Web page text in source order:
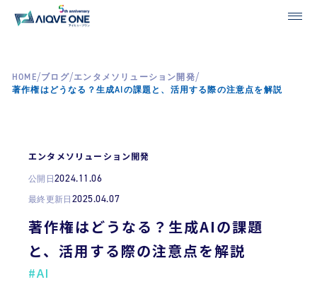
HOME/ブログ/エンタメソリューション開発/
著作権はどうなる？生成AIの課題と、活用する際の注意点を解説
エンタメソリューション開発
公開日2024.11.06
最終更新日2025.04.07
著作権はどうなる？生成AIの課題
と、活用する際の注意点を解説
#AI